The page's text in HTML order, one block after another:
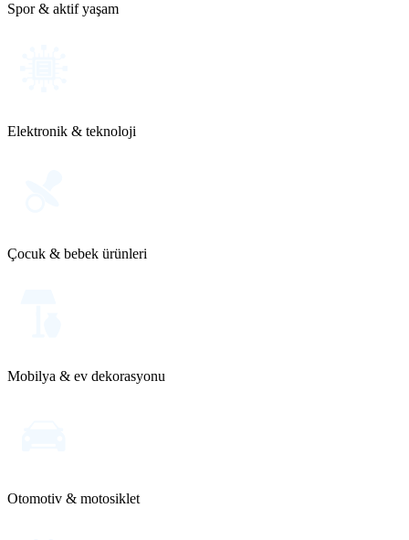
Spor & aktif yaşam
Elektronik & teknoloji
Çocuk & bebek ürünleri
Mobilya & ev dekorasyonu
Otomotiv & motosiklet